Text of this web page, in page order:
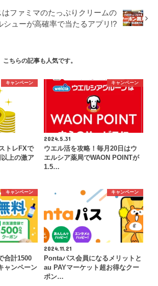
ファミマのたっぷりクリームの
シューが高確率で当たるアプリ!?
こちらの記事も人気です。
キャンペーン
トレFXで
上の激ア
キャンペーン
2024.5.31
ウエル活を攻略！毎月20日はウ
エルシア薬局でWAON POINTが
1.5…
キャンペーン
合計1500
ャンペーン
キャンペーン
2024.11.21
Pontaパス会員になるメリットと
au PAYマーケット超お得なクー
ポン…